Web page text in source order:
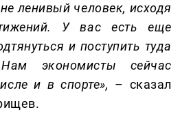
ленивый человек, исходя
У вас есть еще
и поступить туда
экономисты сейчас
и в спорте», – сказал